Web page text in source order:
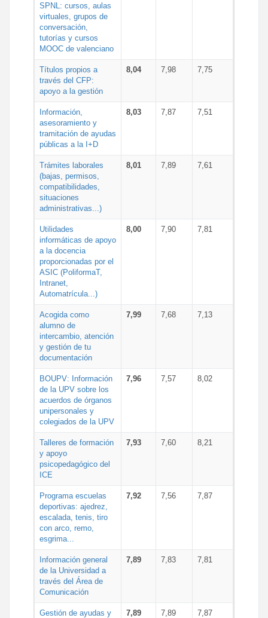
SPNL: cursos, aulas
virtuales, grupos de
conversación,
tutorías y cursos
MOOC de valenciano
Títulos propios a
través del CFP:
apoyo a la gestión
8,04 7,98 7,75
Información,
asesoramiento y
tramitación de ayudas
públicas a la I+D
8,03 7,87 7,51
Trámites laborales
(bajas, permisos,
compatibilidades,
situaciones
administrativas...)
8,01 7,89 7,61
Utilidades
informáticas de apoyo
a la docencia
proporcionadas por el
ASIC (PoliformaT,
Intranet,
Automatrícula...)
8,00 7,90 7,81
Acogida como
alumno de
intercambio, atención
y gestión de tu
documentación
7,99 7,68 7,13
BOUPV: Información
de la UPV sobre los
acuerdos de órganos
unipersonales y
colegiados de la UPV
7,96 7,57 8,02
Talleres de formación
y apoyo
psicopedagógico del
ICE
7,93 7,60 8,21
Programa escuelas
deportivas: ajedrez,
escalada, tenis, tiro
con arco, remo,
esgrima...
7,92 7,56 7,87
Información general
de la Universidad a
través del Área de
Comunicación
7,89 7,83 7,81
Gestión de ayudas y
7,89 7,89 7,87